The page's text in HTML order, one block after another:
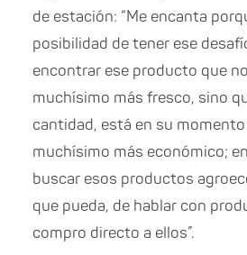
de estación: “Me encanta
posibilidad de tener ese
encontrar ese producto que
muchísimo más fresco, sino
cantidad, está en su
muchísimo más económico;
buscar esos productos
que pueda, de hablar con
compro directo a ellos”.